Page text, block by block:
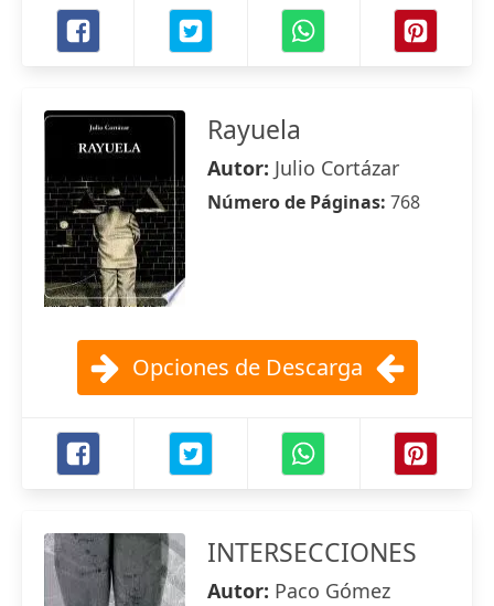
Rayuela
Autor: Julio Cortázar
Número de Páginas: 768
Opciones de Descarga
INTERSECCIONES
Autor: Paco Gómez